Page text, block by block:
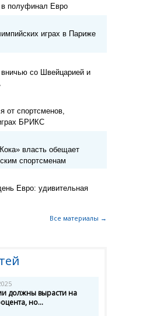
полуфинал Евро
играх в Париже
вничью со Швейцарией и
от спортсменов,
БРИКС
власть обещает
спортсменам
Евро: удивительная
Все материалы →
должны вырасти на
но...